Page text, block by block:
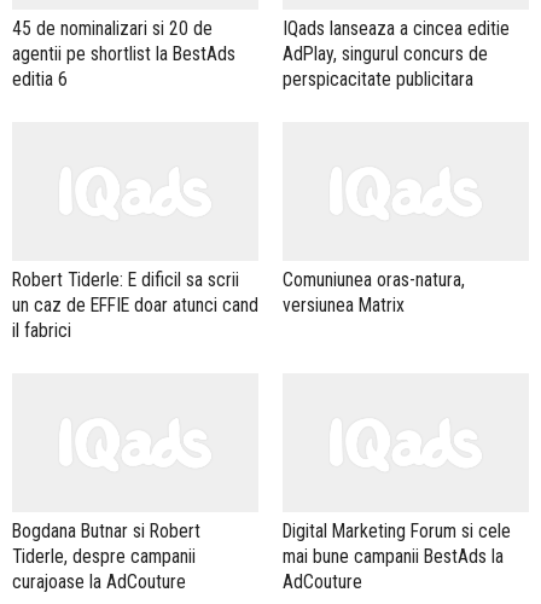
45 de nominalizari si 20 de
agentii pe shortlist la BestAds
editia 6
IQads lanseaza a cincea editie
AdPlay, singurul concurs de
perspicacitate publicitara
Robert Tiderle: E dificil sa scrii
un caz de EFFIE doar atunci cand
il fabrici
Comuniunea oras-natura,
versiunea Matrix
Bogdana Butnar si Robert
Tiderle, despre campanii
curajoase la AdCouture
Digital Marketing Forum si cele
mai bune campanii BestAds la
AdCouture